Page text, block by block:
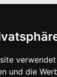
und die